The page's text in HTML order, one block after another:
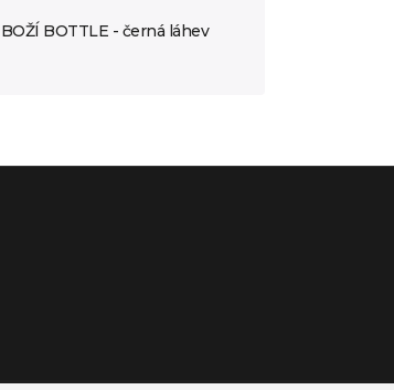
BOŽÍ BOTTLE - černá láhev